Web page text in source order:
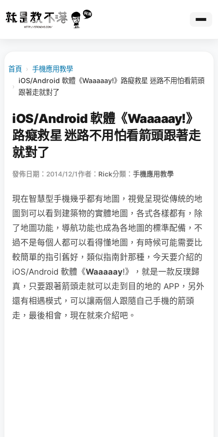
首頁 › 手機應用教學
›
iOS/Android 軟體《Waaaaay!》路癡救星 迷路不用怕看箭頭
跟著走就對了
iOS/Android 軟體《Waaaaay!》
路癡救星 迷路不用怕看箭頭跟著走
就對了
發佈日期：2014/12/1作者： Rick分類： 手機應用教學
現在智慧型手機幾乎都有地圖，視覺呈現從傳統的地
圖到可以看到建築物的實體地圖，各式各樣都有，除
了地圖功能，導航功能也成為各地圖的標準配備，不
過不是每個人都可以看得懂地圖，有時候可能需要比
較簡單的指引舊好，類似指南針那種，今天要介紹的
iOS/Android 軟體《Waaaaay!》，就是一款反璞歸
真，只要跟著箭頭走就可以走到目的地的 APP，另外
還有相遇模式，可以讓兩個人跟隨自己手機的箭頭
走，最後相會，現在就來介紹吧。